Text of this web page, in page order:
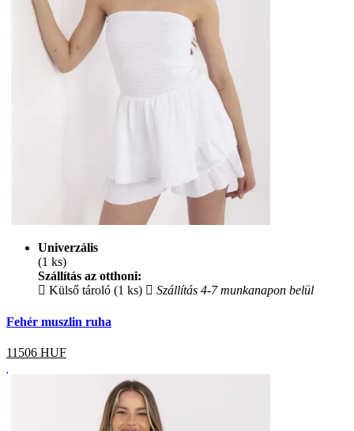
Univerzális
(1 ks)
Szállítás az otthoni:
Külső tároló (1 ks)
Szállítás 4-7 munkanapon belül
Fehér muszlin ruha
11506 HUF